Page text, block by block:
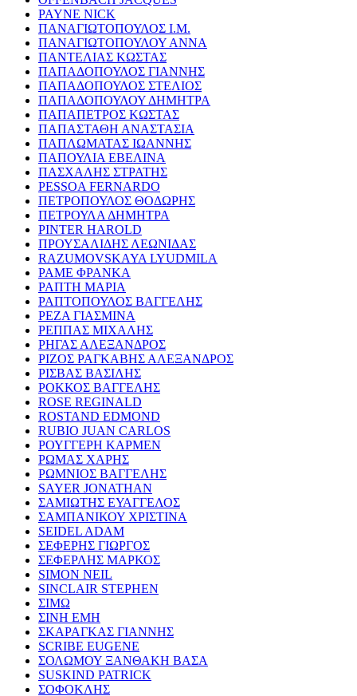
PAYNE NICK
ΠΑΝΑΓΙΩΤΟΠΟΥΛΟΣ Ι.Μ.
ΠΑΝΑΓΙΩΤΟΠΟΥΛΟΥ ΑΝΝΑ
ΠΑΝΤΕΛΙΑΣ ΚΩΣΤΑΣ
ΠΑΠΑΔΟΠΟΥΛΟΣ ΓΙΑΝΝΗΣ
ΠΑΠΑΔΟΠΟΥΛΟΣ ΣΤΕΛΙΟΣ
ΠΑΠΑΔΟΠΟΥΛΟΥ ΔΗΜΗΤΡΑ
ΠΑΠΑΠΕΤΡΟΣ ΚΩΣΤΑΣ
ΠΑΠΑΣΤΑΘΗ ΑΝΑΣΤΑΣΙΑ
ΠΑΠΛΩΜΑΤΑΣ ΙΩΑΝΝΗΣ
ΠΑΠΟΥΛΙΑ ΕΒΕΛΙΝΑ
ΠΑΣΧΑΛΗΣ ΣΤΡΑΤΗΣ
PESSOA FERNARDO
ΠΕΤΡΟΠΟΥΛΟΣ ΘΟΔΩΡΗΣ
ΠΕΤΡΟΥΛΑ ΔΗΜΗΤΡΑ
PINTER HAROLD
ΠΡΟΥΣΑΛΙΔΗΣ ΛΕΩΝΙΔΑΣ
RAZUMOVSKAYA LYUDMILA
ΡΑΜΕ ΦΡΑΝΚΑ
ΡΑΠΤΗ ΜΑΡΙΑ
ΡΑΠΤΟΠΟΥΛΟΣ ΒΑΓΓΕΛΗΣ
ΡΕΖΑ ΓΙΑΣΜΙΝΑ
ΡΕΠΠΑΣ ΜΙΧΑΛΗΣ
ΡΗΓΑΣ ΑΛΕΞΑΝΔΡΟΣ
ΡΙΖΟΣ ΡΑΓΚΑΒΗΣ ΑΛΕΞΑΝΔΡΟΣ
ΡΙΣΒΑΣ ΒΑΣΙΛΗΣ
ΡΟΚΚΟΣ ΒΑΓΓΕΛΗΣ
ROSE REGINALD
ROSTAND EDMOND
RUBIO JUAN CARLOS
ΡΟΥΓΓΕΡΗ ΚΑΡΜΕΝ
ΡΩΜΑΣ ΧΑΡΗΣ
ΡΩΜΝΙΟΣ ΒΑΓΓΕΛΗΣ
SAYER JONATHAN
ΣΑΜΙΩΤΗΣ ΕΥΑΓΓΕΛΟΣ
ΣΑΜΠΑΝΙΚΟΥ ΧΡΙΣΤΙΝΑ
SEIDEL ADAM
ΣΕΦΕΡΗΣ ΓΙΩΡΓΟΣ
ΣΕΦΕΡΛΗΣ ΜΑΡΚΟΣ
SIMON NEIL
SINCLAIR STEPHEN
ΣΙΜΩ
ΣΙΝΗ ΕΜΗ
ΣΚΑΡΑΓΚΑΣ ΓΙΑΝΝΗΣ
SCRIBE EUGENE
ΣΟΛΩΜΟΥ ΞΑΝΘΑΚΗ ΒΑΣΑ
SUSKIND PATRICK
ΣΟΦΟΚΛΗΣ